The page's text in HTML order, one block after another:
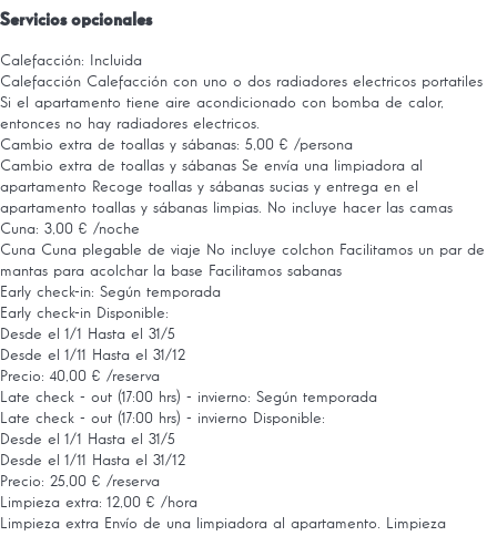
Servicios opcionales
Calefacción: Incluida
Calefacción Calefacción con uno o dos radiadores electricos portatiles
Si el apartamento tiene aire acondicionado con bomba de calor,
entonces no hay radiadores electricos.
Cambio extra de toallas y sábanas: 5,00 € /persona
Cambio extra de toallas y sábanas Se envía una limpiadora al
apartamento Recoge toallas y sábanas sucias y entrega en el
apartamento toallas y sábanas limpias. No incluye hacer las camas
Cuna: 3,00 € /noche
Cuna Cuna plegable de viaje No incluye colchon Facilitamos un par de
mantas para acolchar la base Facilitamos sabanas
Early check-in: Según temporada
Early check-in Disponible:
Desde el 1/1 Hasta el 31/5
Desde el 1/11 Hasta el 31/12
Precio: 40,00 € /reserva
Late check - out (17:00 hrs) - invierno: Según temporada
Late check - out (17:00 hrs) - invierno Disponible:
Desde el 1/1 Hasta el 31/5
Desde el 1/11 Hasta el 31/12
Precio: 25,00 € /reserva
Limpieza extra: 12,00 € /hora
Limpieza extra Envío de una limpiadora al apartamento. Limpieza